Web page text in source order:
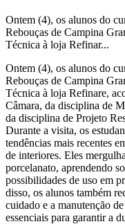
Ontem (4), os alunos do
Rebouças de Campina
Técnica à loja Refinar...
Ontem (4), os alunos do
Rebouças de Campina
Técnica à loja Refinare,
Câmara, da disciplina de
da disciplina de Projeto
Durante a visita, os
tendências mais recentes
de interiores. Eles
porcelanato, aprendendo
possibilidades de uso em
disso, os alunos também
cuidado e a manutenção
essenciais para garantir a